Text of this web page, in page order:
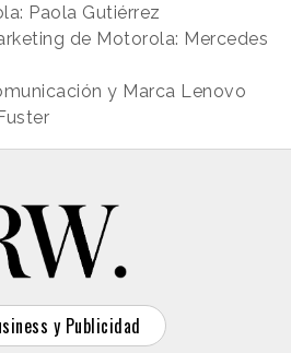
Paola Gutiérrez
de Motorola: Mercedes
y Marca Lenovo
y Publicidad